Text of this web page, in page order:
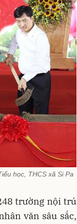
học, THCS xã Si Pa
trường nội trú
văn sâu sắc,